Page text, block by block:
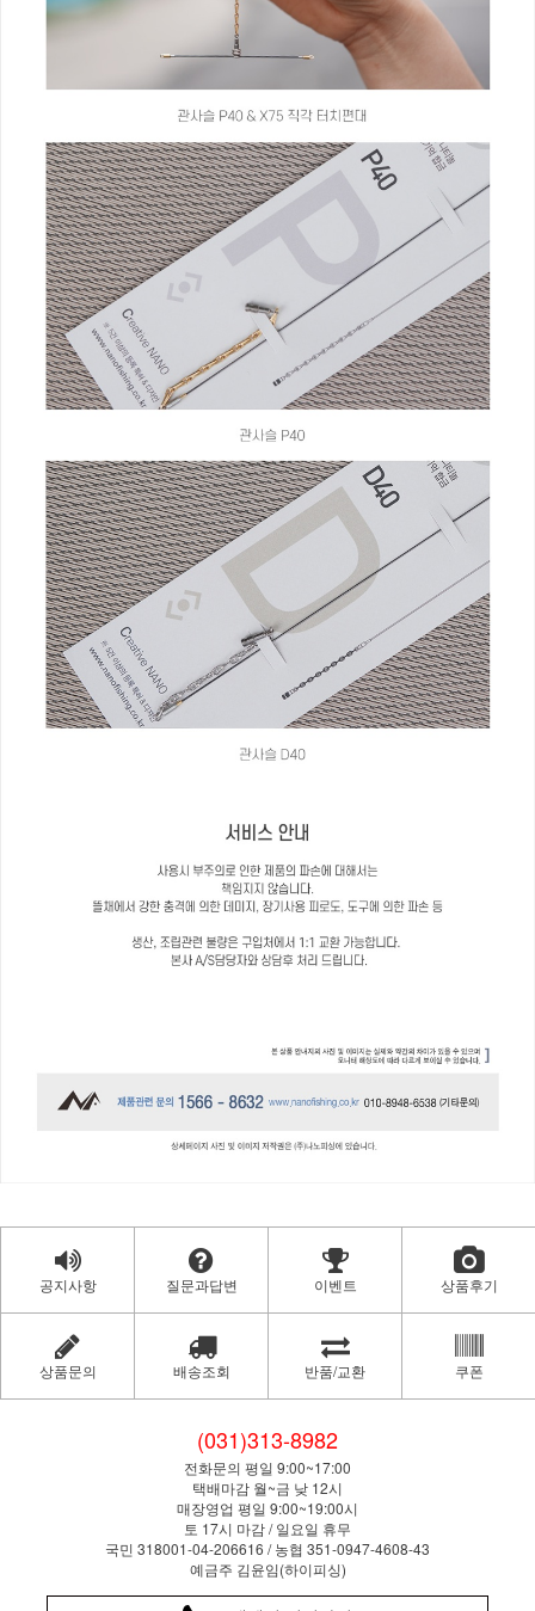
공지사항 질문과답변 이벤트 상품후기
상품문의 배송조회 반품/교환 쿠폰
(031)313-8982
전화문의 평일 9:00~17:00
택배마감 월~금 낮 12시
매장영업 평일 9:00~19:00시
토 17시 마감 / 일요일 휴무
국민 318001-04-206616 / 농협 351-0947-4608-43
예금주 김윤임(하이피싱)